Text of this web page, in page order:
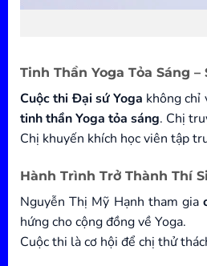
Tinh Thần Yoga Tỏa Sáng
Cuộc thi Đại sứ Yoga không chỉ
tinh thần Yoga tỏa sáng. Chị
Chị khuyến khích học viên tập
Hành Trình Trở Thành Thí
Nguyễn Thị Mỹ Hạnh tham gia
hứng cho cộng đồng về Yoga.
Cuộc thi là cơ hội để chị thử